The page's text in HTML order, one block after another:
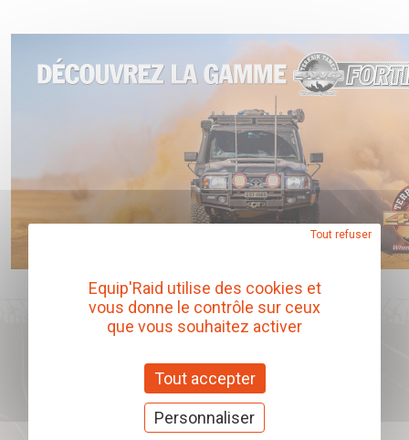
Notre catalogue produits
Télécharger
Equip'Raid utilise des cookies et
vous donne le contrôle sur ceux
que vous souhaitez activer
Tout accepter
Tout refuser
Personnaliser